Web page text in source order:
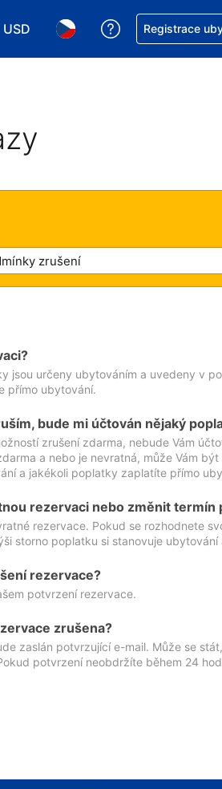
USD
Vyberte si měnu. Aktuálně
Vyberte si jazyk.
Asistence s
Registrace
jsou určeny ubytováním a uvedeny v
přímo ubytování.
bude mi účtován nějaký
zrušení zdarma, nebude Vám
a nebo je nevratná, může Vám
a jakékoli poplatky zaplatíte přímo
rezervaci nebo změnit termín
rezervace. Pokud se rozhodnete
storno poplatku si stanovuje
rezervace?
potvrzení rezervace.
zrušena?
zaslán potvrzující e-mail. Může se
potvrzení neobdržíte během 24